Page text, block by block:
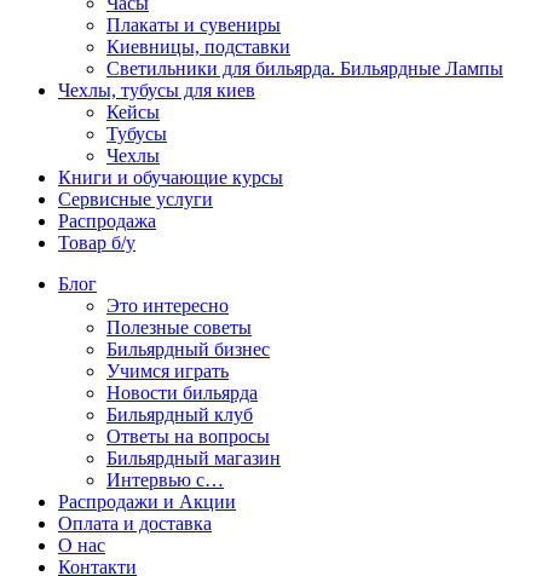
Плакаты и сувениры
Киевницы, подставки
Светильники для бильярда. Бильярдные Лампы
Чехлы, тубусы для киев
Кейсы
Тубусы
Чехлы
Книги и обучающие курсы
Сервисные услуги
Распродажа
Товар б/у
Блог
Это интересно
Полезные советы
Бильярдный бизнес
Учимся играть
Новости бильярда
Бильярдный клуб
Ответы на вопросы
Бильярдный магазин
Интервью с…
Распродажи и Акции
Оплата и доставка
О нас
Контакти